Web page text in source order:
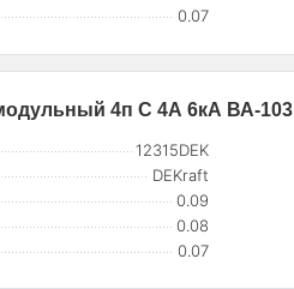
0.07
4п C 4А 6кА ВА-103
12315DEK
DEKraft
0.09
0.08
0.07